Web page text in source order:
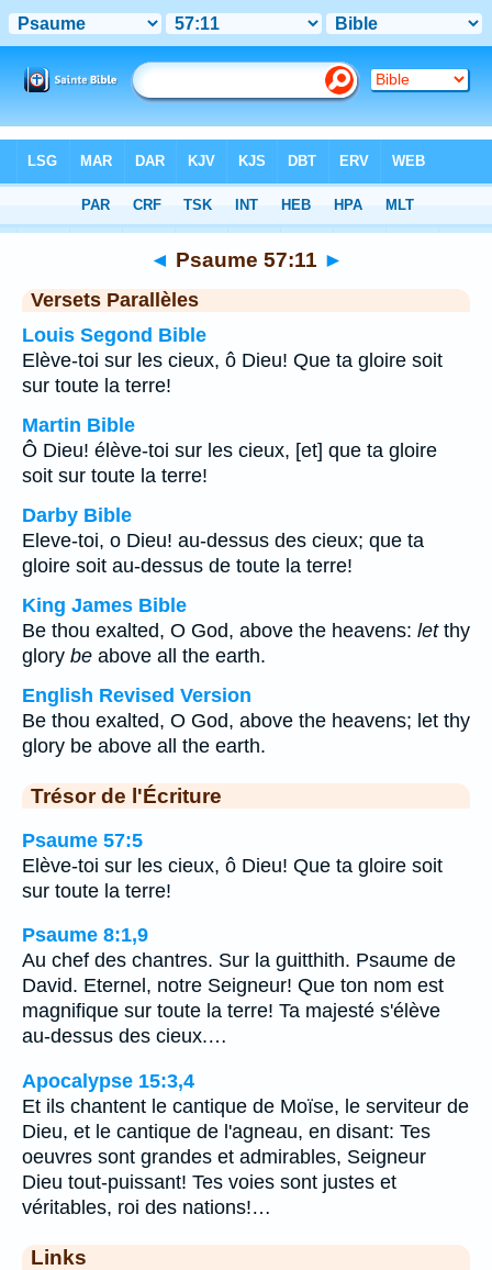
Chapitre 57> Verset 11
◄ Psaume 57:11 ►
Versets Parallèles
Louis Segond Bible
Elève-toi sur les cieux, ô Dieu! Que ta gloire soit
sur toute la terre!
Martin Bible
Ô Dieu! élève-toi sur les cieux, [et] que ta gloire
soit sur toute la terre!
Darby Bible
Eleve-toi, o Dieu! au-dessus des cieux; que ta
gloire soit au-dessus de toute la terre!
King James Bible
Be thou exalted, O God, above the heavens: letthy
glory be above all the earth.
English Revised Version
Be thou exalted, O God, above the heavens; let thy
glory be above all the earth.
Trésor de l'Écriture
Psaume 57:5
Elève-toi sur les cieux, ô Dieu! Que ta gloire soit
sur toute la terre!
Psaume 8:1,9
Au chef des chantres. Sur la guitthith. Psaume de
David. Eternel, notre Seigneur! Que ton nom est
magnifique sur toute la terre! Ta majesté s'élève
au-dessus des cieux.…
Apocalypse 15:3,4
Et ils chantent le cantique de Moïse, le serviteur de
Dieu, et le cantique de l'agneau, en disant: Tes
oeuvres sont grandes et admirables, Seigneur
Dieu tout-puissant! Tes voies sont justes et
véritables, roi des nations!…
Links